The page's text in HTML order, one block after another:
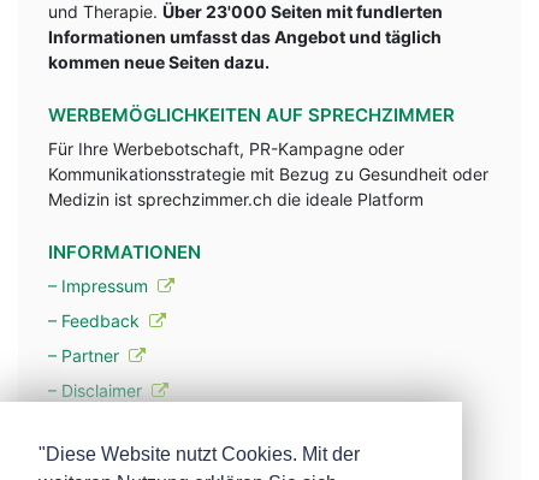
und Therapie. Über 23'000 Seiten mit fundlerten
Informationen umfasst das Angebot und täglich
kommen neue Seiten dazu.
WERBEMÖGLICHKEITEN AUF SPRECHZIMMER
Für Ihre Werbebotschaft, PR-Kampagne oder
Kommunikationsstrategie mit Bezug zu Gesundheit oder
Medizin ist sprechzimmer.ch die ideale Platform
INFORMATIONEN
– Impressum
– Feedback
– Partner
– Disclaimer
"Diese Website nutzt Cookies. Mit der